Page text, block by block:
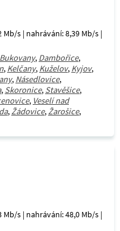
Mb/s | nahrávání: 8,39 Mb/s |
Bukovany, Dambořice,
, Kelčany, Kuželov, Kyjov,
, Násedlovice,
, Skoronice, Stavěšice,
, Veselí nad
,Žádovice,Žarošice,
Mb/s | nahrávání: 48,0 Mb/s |